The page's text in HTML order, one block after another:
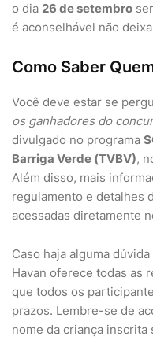
o dia 26 de setembro
é aconselhável não
Como Saber
Você deve estar se
os ganhadores do
divulgado no programa
Barriga Verde (TVBV),
Além disso, mais
regulamento e detalhes
acessadas diretamente
Caso haja alguma
Havan oferece todas as
que todos os
prazos. Lembre-se de
nome da criança